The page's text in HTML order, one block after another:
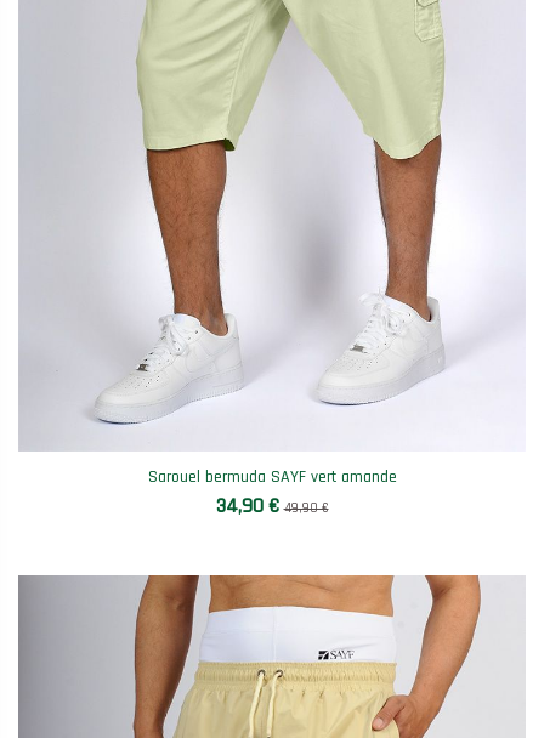
Sarouel bermuda SAYF vert amande
34,90 €49,90 €